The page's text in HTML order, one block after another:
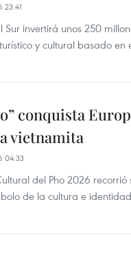
Sur invertirá unos 250
y cultural basado
conquista
vietnamita
04:33
del Pho 2026
de la cultura e